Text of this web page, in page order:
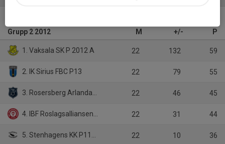
Grupp 2 2012
M +/- P
1. Vaksala SK P 2012 A 22 132 59
2. IK Sirius FBC P13 22 79 55
3. Rosersberg Arlanda IBK P11/12 22 46 45
4. IBF Roslagsalliansen P12Rå 22 31 44
5. Stenhagens KK P11/12 Svart 22 10 36